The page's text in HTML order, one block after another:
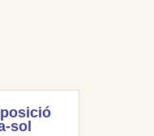
sol